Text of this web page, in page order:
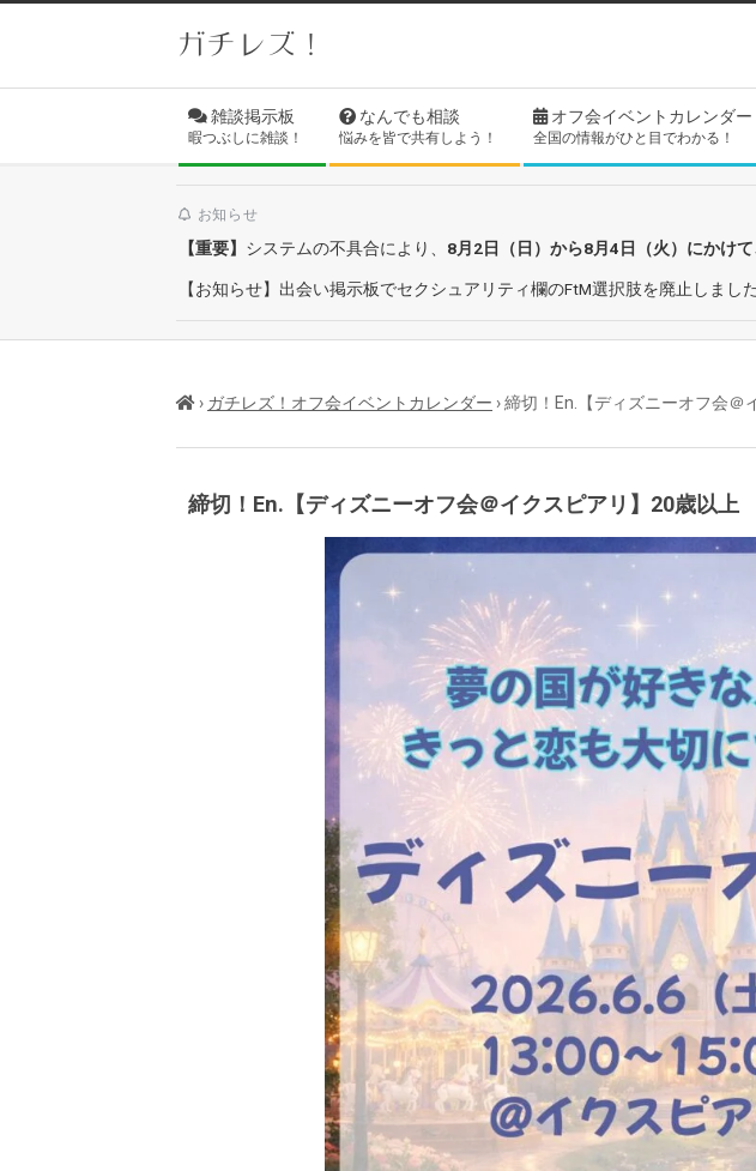
ガチレズ！
Navigation
Menu
雑談掲示板
暇つぶしに雑談！
なんでも相談
悩みを皆で共有しよう！
オフ会イベントカレンダー
全国の情報がひと目でわかる！
お知らせ
【重要】 システムの不具合により、 8月2日（日）から8月4日（火）にかけ
【お知らせ】出会い掲示板でセクシュアリティ欄のFtM選択肢を廃止しま
› ガチレズ！オフ会イベントカレンダー ›締切！En.【ディズニーオフ会＠
締切！En.【ディズニーオフ会＠イクスピアリ】20歳以上